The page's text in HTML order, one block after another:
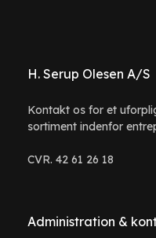
H. Serup Olesen A/S
Kontakt os for et
sortiment indenfor
CVR. 42 61 26 18
Administration &